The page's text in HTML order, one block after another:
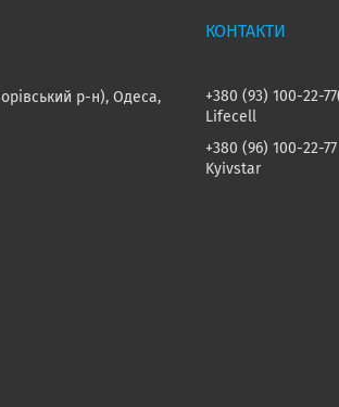
р-н), Одеса,
+380 (93) 100-22-77
Lifecell
+380 (96) 100-22-77
Kyivstar